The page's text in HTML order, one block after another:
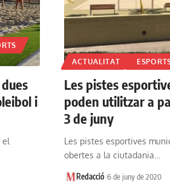
i
el
ACTUALITAT
Les pistes
poden utilitzar a
3 de juny
Les pistes esportives
obertes a la ciutadania…
Redacció 6 de juny de 2020